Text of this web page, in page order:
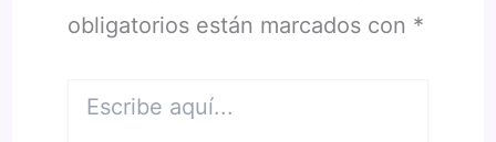
obligatorios están marcados con *
aquí...